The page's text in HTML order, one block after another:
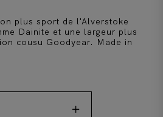
plus sport de l'Alverstoke
Dainite et une largeur plus
cousu Goodyear. Made in